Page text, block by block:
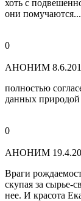
хоть с
они помучаются...
0
АНОНИМ
полностью
данных природой
0
АНОНИМ
Враги
скупая за сырье-
нее. И красота